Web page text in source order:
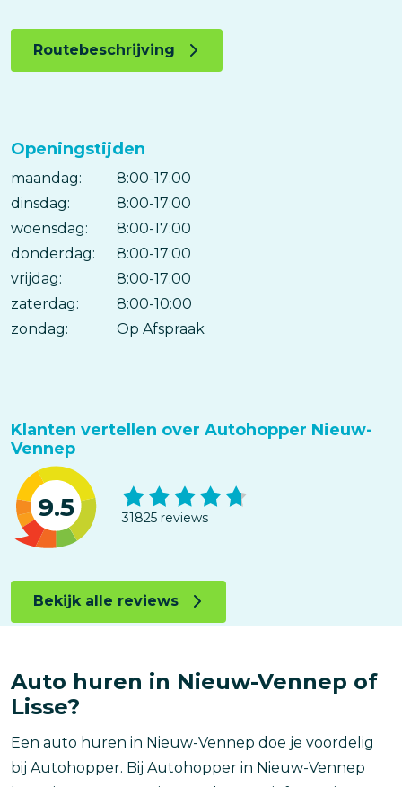
Routebeschrijving
Openingstijden
Dag
Time
slot
Reactie
maandag:
8:00-17:00
dinsdag:
8:00-17:00
woensdag:
8:00-17:00
donderdag:
8:00-17:00
vrijdag:
8:00-17:00
zaterdag:
8:00-10:00
zondag:
Op Afspraak
Klanten vertellen over Autohopper Nieuw-
Vennep
9.5 31825 reviews
Bekijk alle reviews
Auto huren in Nieuw-Vennep of
Lisse?
Een auto huren in Nieuw-Vennep doe je voordelig
bij Autohopper. Bij Autohopper in Nieuw-Vennep